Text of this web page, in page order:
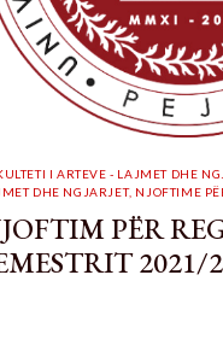
I ARTEVE - LAJMET DHE
DHE NGJARJET, NJOFTIME
PËR
2021/